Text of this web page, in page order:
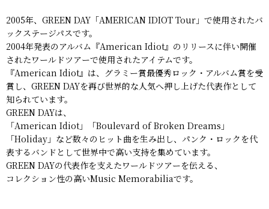
2005年、GREEN DAY「AMERICAN IDIOT Tour」で使用されたバ
ックステージパスです。
2004年発表のアルバム『American Idiot』のリリースに伴い開催
されたワールドツアーで使用されたアイテムです。
『American Idiot』は、グラミー賞最優秀ロック・アルバム賞を受
賞し、GREEN DAYを再び世界的な人気へ押し上げた代表作として
知られています。
GREEN DAYは、
「American Idiot」「Boulevard of Broken Dreams」
「Holiday」など数々のヒット曲を生み出し、パンク・ロックを代
表するバンドとして世界中で高い支持を集めています。
GREEN DAYの代表作を支えたワールドツアーを伝える、
コレクション性の高いMusic Memorabiliaです。